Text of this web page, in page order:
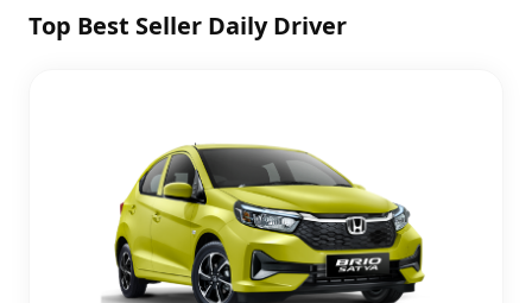
Top Best Seller Daily Driver